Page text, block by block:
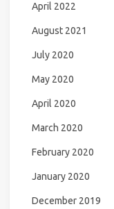
April 2022
August 2021
July 2020
May 2020
April 2020
March 2020
February 2020
January 2020
December 2019